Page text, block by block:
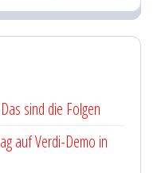
sind die Folgen
auf Verdi-Demo in